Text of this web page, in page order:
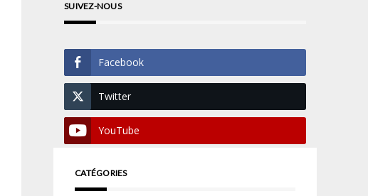
SUIVEZ-NOUS
Facebook
Twitter
YouTube
CATÉGORIES